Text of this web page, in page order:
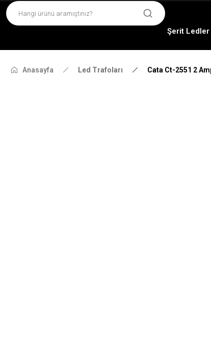
Şerit Ledler
Anasayfa Led Trafoları Cata Ct-2551 2